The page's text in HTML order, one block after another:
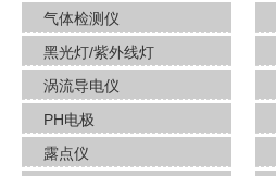
气体检测仪
黑光灯/紫外线灯
涡流导电仪
PH电极
露点仪